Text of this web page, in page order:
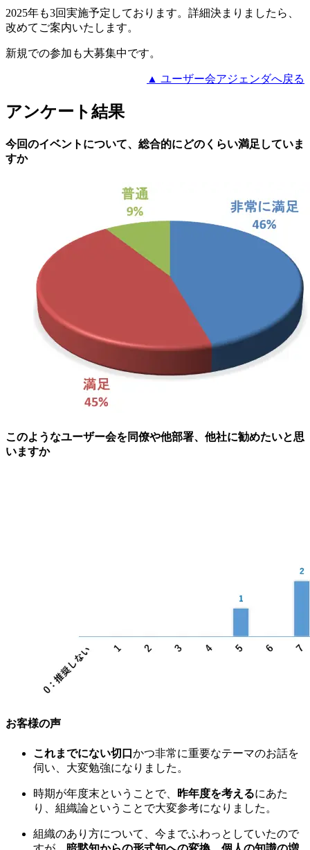
2025年も3回実施予定しております。詳細決まりましたら、
改めてご案内いたします。
新規での参加も大募集中です。
▲ ユーザー会アジェンダへ戻る
アンケート結果
今回のイベントについて、総合的にどのくらい満足していま
すか
このようなユーザー会を同僚や他部署、他社に勧めたいと思
いますか
お客様の声
これまでにない切口 かつ非常に重要なテーマのお話を
伺い、大変勉強になりました。
時期が年度末ということで、 昨年度を考えるにあた
り、組織論ということで大変参考になりました。
組織のあり方について、今までふわっとしていたので